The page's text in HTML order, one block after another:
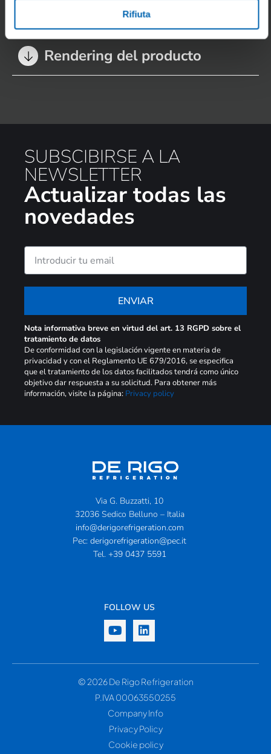
Rendering del producto
SUBSCIBIRSE A LA
NEWSLETTER
Actualizar todas las
novedades
ENVIAR
Nota informativa breve en virtud del art. 13 RGPD sobre el
tratamiento de datos
De conformidad con la legislación vigente en materia de
privacidad y con el Reglamento UE 679/2016, se especifica
que el tratamiento de los datos facilitados tendrá como único
objetivo dar respuesta a su solicitud. Para obtener más
información, visite la página: Privacy policy
Via G. Buzzatti, 10
32036 Sedico Belluno – Italia
info@derigorefrigeration.com
Pec: derigorefrigeration@pec.it
Tel. +39 0437 5591
FOLLOW US
© 2026 De Rigo Refrigeration
P.IVA 00063550255
Company Info
Privacy Policy
Cookie policy